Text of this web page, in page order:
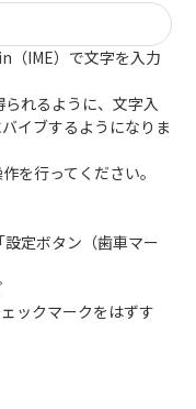
（IME）で文字を入力
れるように、文字入
イブするようになりま
を行ってください。
定ボタン（歯車マー
ックマークをはずす